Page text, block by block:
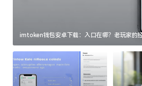
imtoken钱包安卓下载：入口在哪？老玩家的